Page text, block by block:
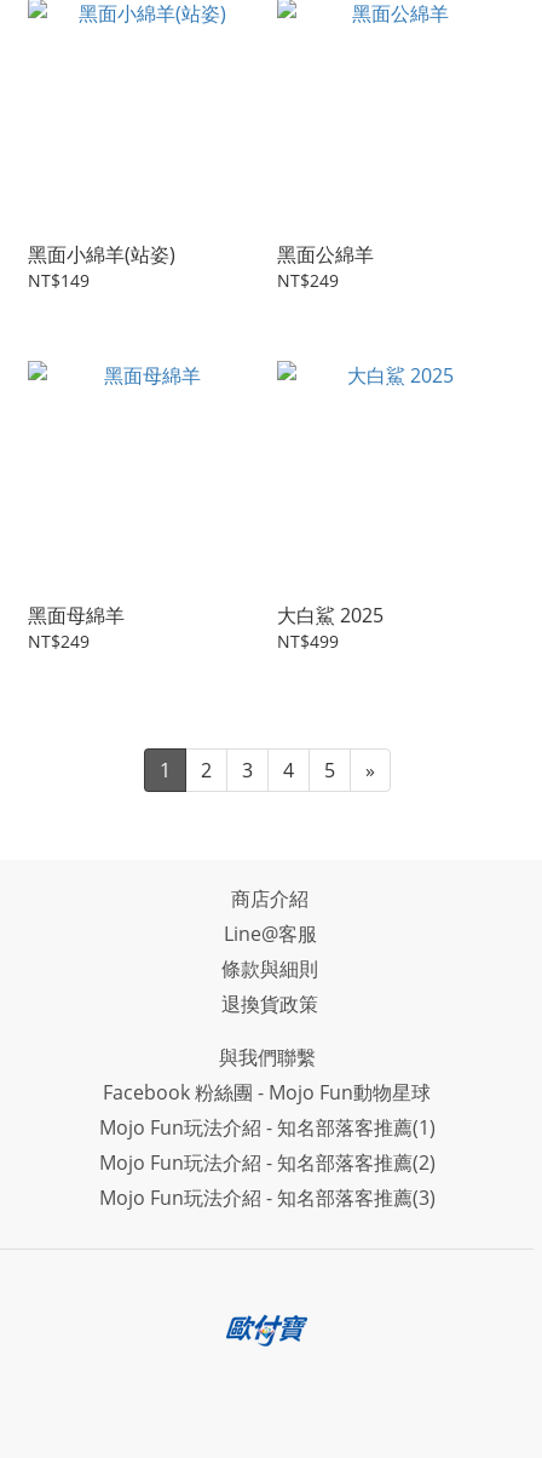
黑面小綿羊(站姿)
NT$149
黑面公綿羊
NT$249
黑面母綿羊
NT$249
大白鯊 2025
NT$499
1 2 3 4 5 »
商店介紹
Line@客服
條款與細則
退換貨政策
與我們聯繫
Facebook 粉絲團 - Mojo Fun動物星球
Mojo Fun玩法介紹 - 知名部落客推薦(1)
Mojo Fun玩法介紹 - 知名部落客推薦(2)
Mojo Fun玩法介紹 - 知名部落客推薦(3)